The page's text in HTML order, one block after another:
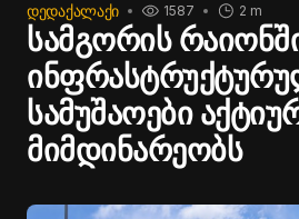
ᲓᲔᲓᲐᲥᲐᲚᲐᲥᲘ 2 m
1587
სამგორის
სამუშაოები
მიმდინარეობს